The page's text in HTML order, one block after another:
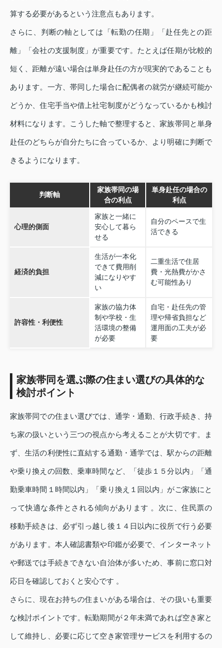
算する必要があるという注意点もあります。
さらに、判断の軸としては「転勤の任期」「赴任先との距
離」「会社の支援制度」が重要です。たとえば任期が比較的
短く、距離が遠い場合は単身赴任の方が現実的であることも
あります。一方、帯同した場合に配偶者の就労が継続可能か
どうか、住宅手当や借上社宅制度がどうなっているかも検討
材料になります。こうした軸で整理すると、家族帯同と単身
赴任のどちらが自分たちに合っているか、より明確に判断で
きるようになります。
判断軸
家族帯同の場
合の利点
単身赴任の場合の
利点
心理的側面
家族と一緒に
安心して暮ら
せる
自分のペースで生
活できる
経済的負担
生活が一本化
できて費用削
減になりやす
い
二重生活で住居
費・光熱費がかさ
む可能性あり
許容性・利便性
家族の協力体
制や学校・生
活環境の整備
が必要
自宅・赴任先の管
理や帰省負担など
運用面の工夫が必
要
家族帯同を選ぶ際の住まい選びの具体的な
検討ポイント
家族帯同での住まい選びでは、通学・通勤、行政手続き、持
ち家の扱いという三つの視点から考えることが大切です。ま
ず、生活の利便性に直結する通勤・通学では、駅からの距離
や乗り換えの回数、乗車時間など、「徒歩１５分以内」「通
勤乗車時間１時間以内」「乗り換え１回以内」がご家族にと
って快適な条件とされる傾向があります 。次に、住民票の
移動手続きは、必ず引っ越し後１４日以内に役所で行う必要
があります。本人確認書類や印鑑が必要で、インターネット
や郵送では手続きできない自治体が多いため、事前に窓口対
応日を確認しておくと安心です 。
さらに、現在お持ちの住まいがある場合は、その扱いも重要
な検討ポイントです。転勤期間が２年未満であれば空き家と
して維持し、必要に応じて空き家管理サービスを利用するの